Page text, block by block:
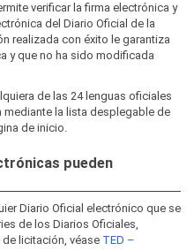
verificar la firma electrónica y
del Diario Oficial de la
realizada con éxito le garantiza
y que no ha sido modificada
de las 24 lenguas oficiales
mediante la lista desplegable de
de inicio.
pueden
Diario Oficial electrónico que se
de los Diarios Oficiales,
licitación, véase TED –